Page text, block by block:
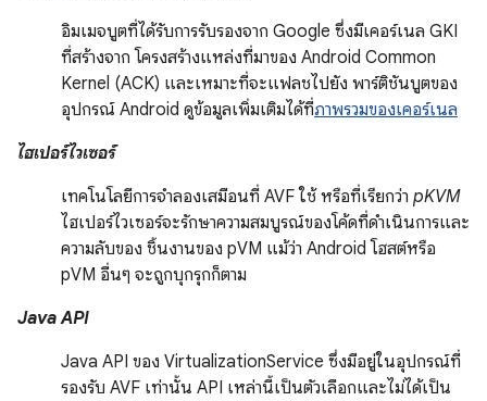
อิมเมจบูตที่ได้รับการรับรองจาก Google ซึ่งมีเคอร์เนล GKI
ที่สร้างจาก โครงสร้างแหล่งที่มาของ Android Common
Kernel (ACK) และเหมาะที่จะแฟลชไปยัง พาร์ติชันบูตของ
อุปกรณ์ Android ดูข้อมูลเพิ่มเติมได้ที่ภาพรวมของเคอร์เนล
ไฮเปอร์ไวเซอร์
เทคโนโลยีการจำลองเสมือนที่ AVF ใช้ หรือที่เรียกว่า pKVM
ไฮเปอร์ไวเซอร์จะรักษาความสมบูรณ์ของโค้ดที่ดำเนินการและ
ความลับของ ชิ้นงานของ pVM แม้ว่า Android โฮสต์หรือ
pVM อื่นๆ จะถูกบุกรุกก็ตาม
Java API
Java API ของ VirtualizationService ซึ่งมีอยู่ในอุปกรณ์ที่
รองรับ AVF เท่านั้น API เหล่านี้เป็นตัวเลือกและไม่ได้เป็น